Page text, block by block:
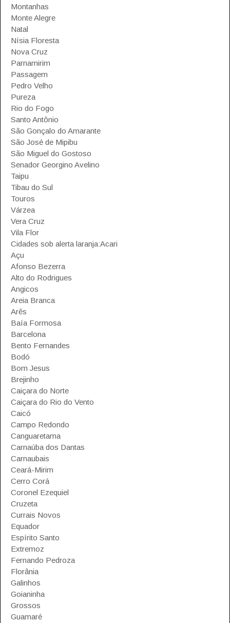
Montanhas
Monte Alegre
Natal
Nísia Floresta
Nova Cruz
Parnamirim
Passagem
Pedro Velho
Pureza
Rio do Fogo
Santo Antônio
São Gonçalo do Amarante
São José de Mipibu
São Miguel do Gostoso
Senador Georgino Avelino
Taipu
Tibau do Sul
Touros
Várzea
Vera Cruz
Vila Flor
Cidades sob alerta laranja:Acari
Açu
Afonso Bezerra
Alto do Rodrigues
Angicos
Areia Branca
Arês
Baía Formosa
Barcelona
Bento Fernandes
Bodó
Bom Jesus
Brejinho
Caiçara do Norte
Caiçara do Rio do Vento
Caicó
Campo Redondo
Canguaretama
Carnaúba dos Dantas
Carnaubais
Ceará-Mirim
Cerro Corá
Coronel Ezequiel
Cruzeta
Currais Novos
Equador
Espírito Santo
Extremoz
Fernando Pedroza
Florânia
Galinhos
Goianinha
Grossos
Guamaré